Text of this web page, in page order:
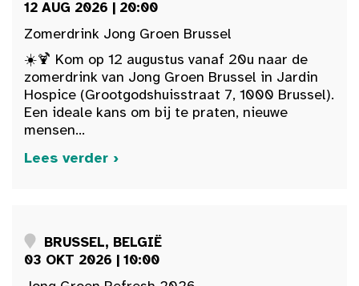
12 AUG 2026 | 20:00
Zomerdrink Jong Groen Brussel
☀️🍹 Kom op 12 augustus vanaf 20u naar de
zomerdrink van Jong Groen Brussel in Jardin
Hospice (Grootgodshuisstraat 7, 1000 Brussel).
Een ideale kans om bij te praten, nieuwe
mensen...
Lees verder ›
BRUSSEL, BELGIË
03 OKT 2026 | 10:00